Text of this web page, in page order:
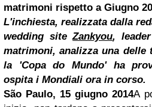
matrimoni rispetto a Giugno
L'inchiesta, realizzata dalla
wedding siteZankyou,
matrimoni,analizza una delle
la 'Copa do Mundo' ha
ospita i Mondiali ora in corso.
São Paulo, 15 giugno 2014A